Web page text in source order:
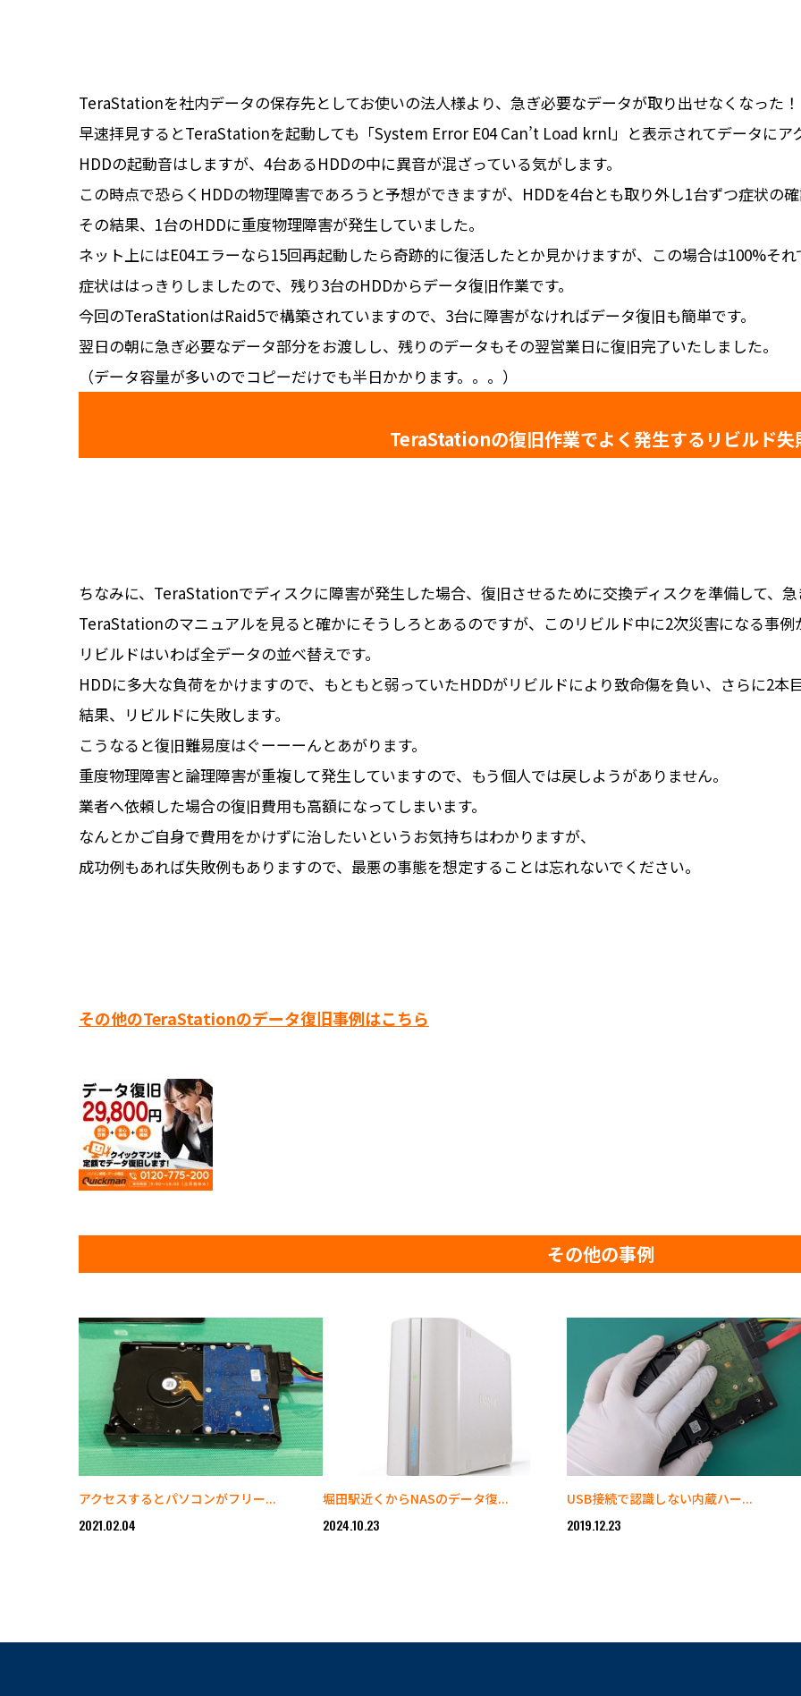
TeraStationを社内データの保存先としてお使いの法人様より、急ぎ必要なデータが取り出せなくなった
早速拝見するとTeraStationを起動しても「System Error E04 Can’t Load krnl」と表示されてデータにア
HDDの起動音はしますが、4台あるHDDの中に異音が混ざっている気がします。
この時点で恐らくHDDの物理障害であろうと予想ができますが、HDDを4台とも取り外し1台ずつ症状の
その結果、1台のHDDに重度物理障害が発生していました。
ネット上にはE04エラーなら15回再起動したら奇跡的に復活したとか見かけますが、この場合は100%そ
症状ははっきりしましたので、残り3台のHDDからデータ復旧作業です。
今回のTeraStationはRaid5で構築されていますので、3台に障害がなければデータ復旧も簡単です。
翌日の朝に急ぎ必要なデータ部分をお渡しし、残りのデータもその翌営業日に復旧完了いたしました。
（データ容量が多いのでコピーだけでも半日かかります。。。）
TeraStationの復旧作業でよく発生するリビルド失
ちなみに、TeraStationでディスクに障害が発生した場合、復旧させるために交換ディスクを準備して、
TeraStationのマニュアルを見ると確かにそうしろとあるのですが、このリビルド中に2次災害になる事例
リビルドはいわば全データの並べ替えです。
HDDに多大な負荷をかけますので、もともと弱っていたHDDがリビルドにより致命傷を負い、さらに2本
結果、リビルドに失敗します。
こうなると復旧難易度はぐーーーんとあがります。
重度物理障害と論理障害が重複して発生していますので、もう個人では戻しようがありません。
業者へ依頼した場合の復旧費用も高額になってしまいます。
なんとかご自身で費用をかけずに治したいというお気持ちはわかりますが、
成功例もあれば失敗例もありますので、最悪の事態を想定することは忘れないでください。
その他のTeraStationのデータ復旧事例はこちら
その他の事例
アクセスするとパソコンがフリー...
2021.02.04
堀田駅近くからNASのデータ復...
2024.10.23
USB接続で認識しない内蔵ハー...
2019.12.23